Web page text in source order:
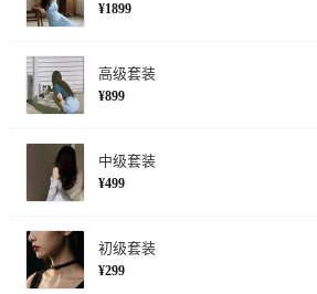
¥1899
高级套装
¥899
中级套装
¥499
初级套装
¥299